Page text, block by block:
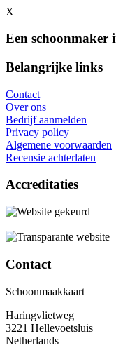
X
Een schoonmaker
Belangrijke links
Contact
Over ons
Bedrijf aanmelden
Privacy policy
Algemene voorwaarden
Recensie achterlaten
Accreditaties
Contact
Schoonmaakkaart
Haringvlietweg
3221 Hellevoetsluis
Netherlands